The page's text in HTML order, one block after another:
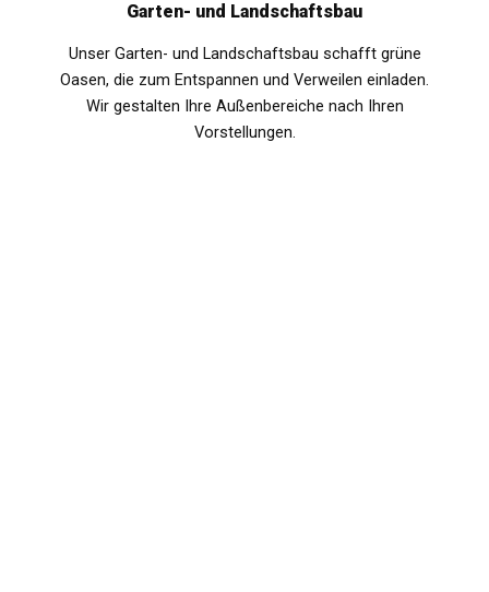
Garten- und Landschaftsbau
Unser Garten- und Landschaftsbau schafft grüne
Oasen, die zum Entspannen und Verweilen einladen.
Wir gestalten Ihre Außenbereiche nach Ihren
Vorstellungen.